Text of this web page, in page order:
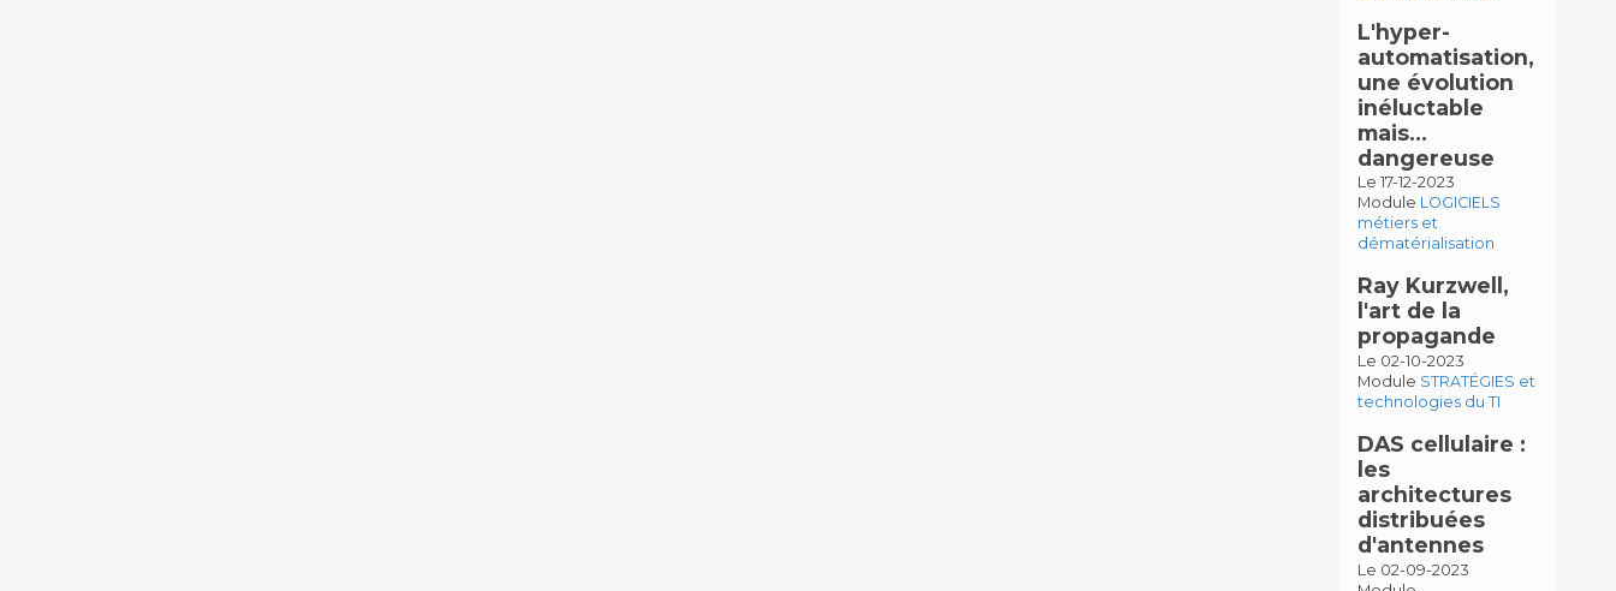
L'hyper-
automatisation,
une évolution
inéluctable
mais…
dangereuse
Le 17-12-2023
Module LOGICIELS
métiers et
dématérialisation
Ray Kurzwell,
l'art de la
propagande
Le 02-10-2023
Module STRATÉGIES et
technologies du TI
DAS cellulaire :
les
architectures
distribuées
d'antennes
Le 02-09-2023